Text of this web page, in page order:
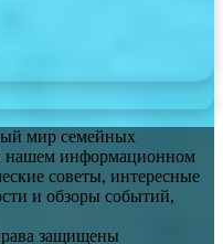
мир семейных
нашем информационном
советы, интересные
и обзоры событий,
защищены